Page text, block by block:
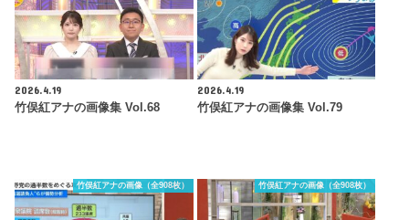
2026.4.19
竹俣紅アナの画像集 Vol.68
2026.4.19
竹俣紅アナの画像集 Vol.79
竹俣紅アナの画像（全908枚） 竹俣紅アナの画像（全908枚）